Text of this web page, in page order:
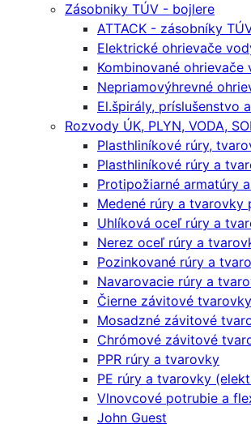
Zásobniky TÚV - bojlere
ATTACK - zásobníky
Elektrické ohrievače
Kombinované ohrievače
Nepriamovýhrevné
El.špirály, príslušenstvo
Rozvody ÚK, PLYN, VODA,
Plasthliníkové rúry,
Plasthliníkové rúry a
Protipožiarné armatúry
Medené rúry a tvarovky
Uhlíková oceľ rúry a
Nerez oceľ rúry a
Pozinkované rúry a
Navarovacie rúry a
Čierne závitové tvarovky
Mosadzné závitové
Chrómové závitové
PPR rúry a tvarovky
PE rúry a tvarovky
Vlnovcové potrubie a
John Guest